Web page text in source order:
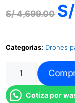
S/4,699.00 S/
Categorías: Drones
Cotiza por